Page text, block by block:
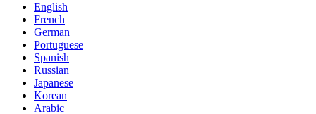
English
French
German
Portuguese
Spanish
Russian
Japanese
Korean
Arabic